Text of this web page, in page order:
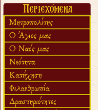
«πολύ αργά».
Ζητείται....